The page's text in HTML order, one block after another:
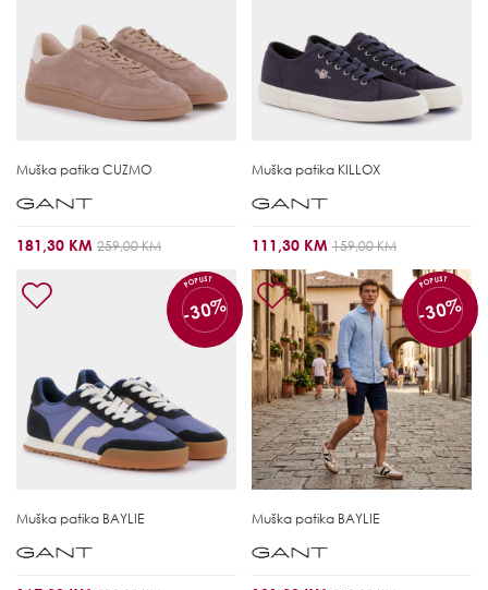
Muška patika CUZMO
181,30 KM 259,00 KM
Muška patika KILLOX
111,30 KM 159,00 KM
POPUST
-30%
Muška patika BAYLIE
POPUST
-30%
Muška patika BAYLIE